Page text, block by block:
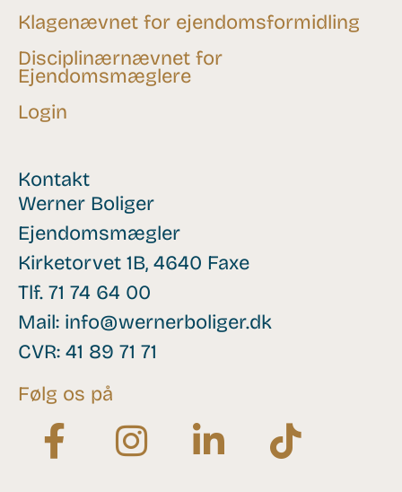
Kontakt
Werner Boliger
Ejendomsmægler
Kirketorvet 1B, 4640 Faxe
Tlf. 71 74 64 00
Mail: info@wernerboliger.dk
CVR: 41 89 71 71
Følg os på
Klagenævnet for ejendomsformidling
Disciplinærnævnet for
Ejendomsmæglere
Login